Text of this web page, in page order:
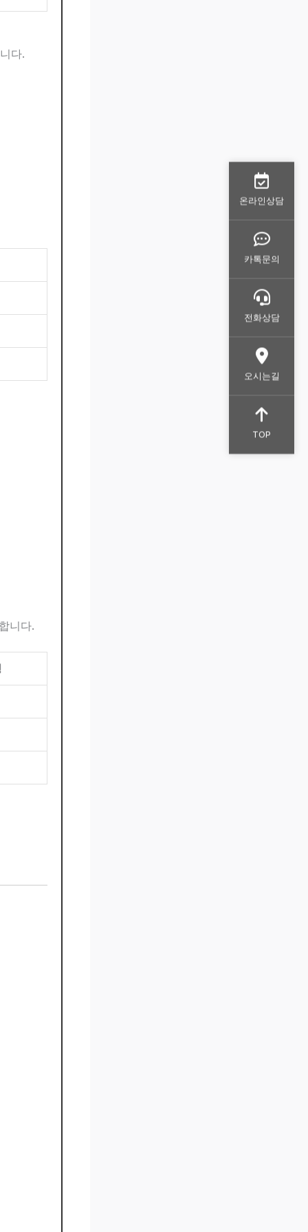
온라인상담
카톡문의
전화상담
오시는길
TOP
다.
니다.